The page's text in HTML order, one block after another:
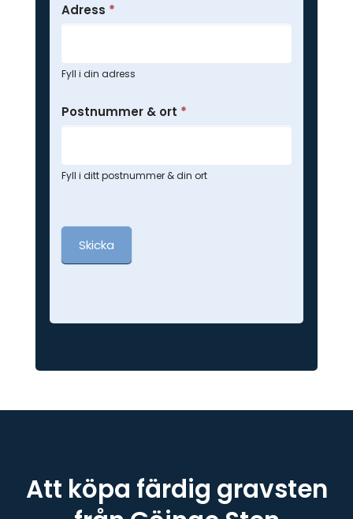
Adress *
Fyll i din adress
Postnummer & ort *
Fyll i ditt postnummer & din ort
Skicka
Att köpa färdig gravsten